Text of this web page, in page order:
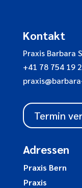
Kontakt
Praxis Barbara
+41 78 754 19
Termin
Adressen
Praxis Bern
Praxis